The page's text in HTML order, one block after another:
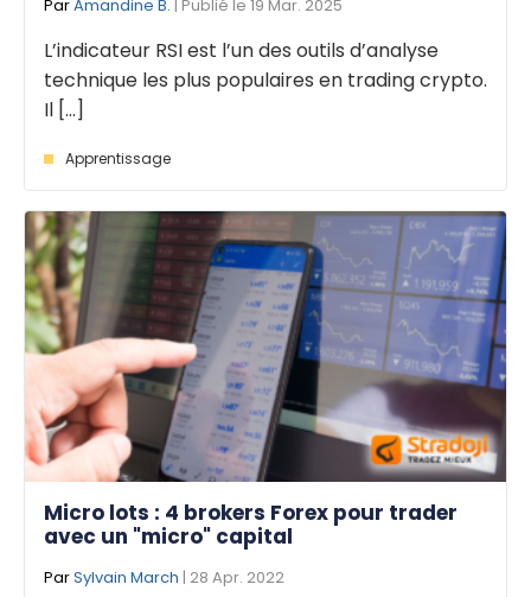
ParAmandine B. | Publié le 19 Mar. 2025
L’indicateur RSI est l’un des outils d’analyse
technique les plus populaires en trading crypto.
Il [...]
Apprentissage
Micro lots : 4 brokers Forex pour trader
avec un "micro" capital
ParSylvain March | 28 Apr. 2022